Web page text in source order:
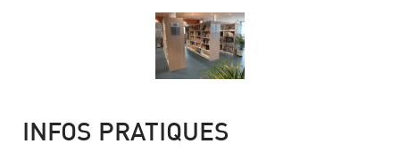
INFOS PRATIQUES